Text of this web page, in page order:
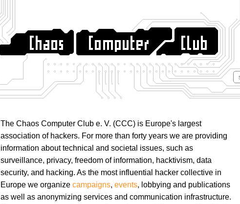
The Chaos Computer Club e. V. (CCC) is Europe's largest
association of hackers. For more than forty years we are providing
information about technical and societal issues, such as
surveillance, privacy, freedom of information, hacktivism, data
security, and hacking. As the most influential hacker collective in
Europe we organize campaigns, events, lobbying and publications
as well as anonymizing services and communication infrastructure.